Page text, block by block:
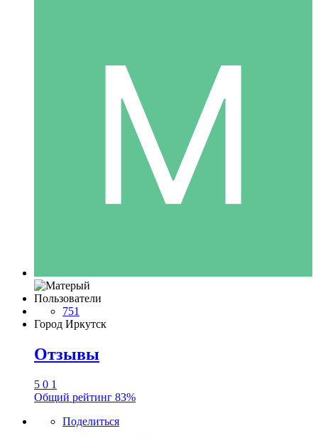
Пользователи
751
Город Иркутск
Отзывы
5 0 1
Общий рейтинг 83%
Поделиться